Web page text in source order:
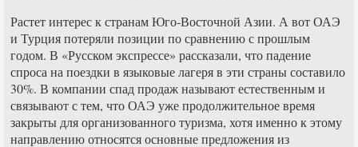
Растет интерес к странам Юго-Восточной Азии. А вот ОАЭ
и Турция потеряли позиции по сравнению с прошлым
годом. В «Русском экспрессе» рассказали, что падение
спроса на поездки в языковые лагеря в эти страны составило
30%. В компании спад продаж называют естественным и
связывают с тем, что ОАЭ уже продолжительное время
закрыты для организованного туризма, хотя именно к этому
направлению относятся основные предложения из